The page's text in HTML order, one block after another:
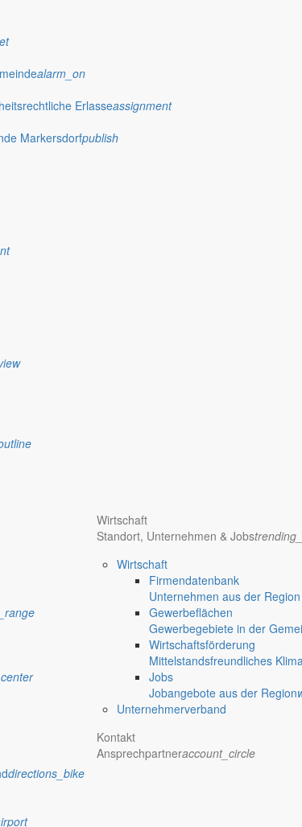
alarm_on
Erlasseassignment
Markersdorfpublish
directions_bike
Wirtschaft
Standort, Unternehmen & Jobs
Wirtschaft
Firmendatenbank
Unternehmen aus der
Gewerbeflächen
Gewerbegebiete in der
Wirtschaftsförderung
Mittelstandsfreundliches
Jobs
Jobangebote aus der Region
Unternehmerverband
Kontakt
Ansprechpartneraccount_circle